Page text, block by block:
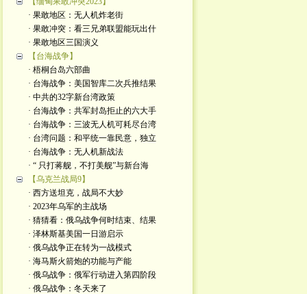
· 果敢地区：无人机炸老街
· 果敢冲突：看三兄弟联盟能玩出什
· 果敢地区三国演义
【台海战争】
· 梧桐台岛六部曲
· 台海战争：美国智库二次兵推结果
· 中共的32字新台湾政策
· 台海战争：共军封岛拒止的六大手
· 台海战争：三波无人机可耗尽台湾
· 台湾问题：和平统一靠民意，独立
· 台海战争：无人机新战法
· “ 只打蒋舰，不打美舰”与新台海
【乌克兰战局9】
· 西方送坦克，战局不大妙
· 2023年乌军的主战场
· 猜猜看：俄乌战争何时结束、结果
· 泽林斯基美国一日游启示
· 俄乌战争正在转为一战模式
· 海马斯火箭炮的功能与产能
· 俄乌战争：俄军行动进入第四阶段
· 俄乌战争：冬天来了